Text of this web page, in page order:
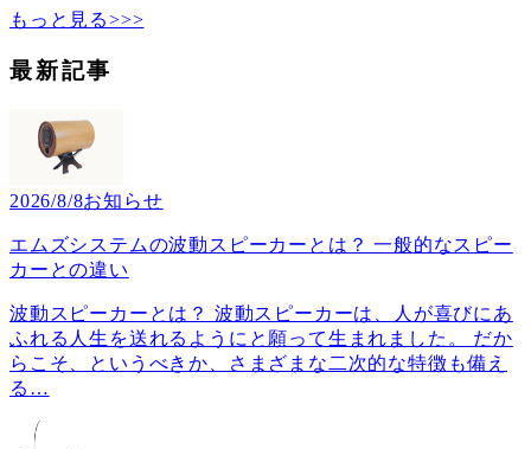
もっと見る>>>
最新記事
2026/8/8お知らせ
エムズシステムの波動スピーカーとは？ 一般的なスピー
カーとの違い
波動スピーカーとは？ 波動スピーカーは、人が喜びにあ
ふれる人生を送れるようにと願って生まれました。 だか
らこそ、というべきか、さまざまな二次的な特徴も備え
る …